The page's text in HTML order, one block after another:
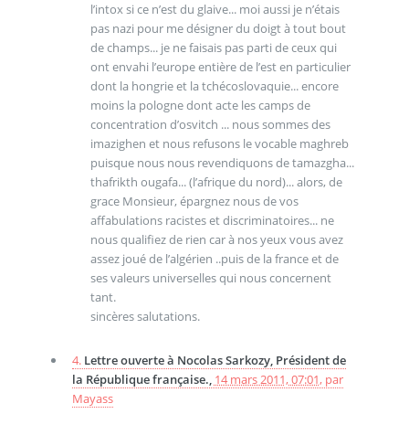
l’intox si ce n’est du glaive... moi aussi je n’étais
pas nazi pour me désigner du doigt à tout bout
de champs... je ne faisais pas parti de ceux qui
ont envahi l’europe entière de l’est en particulier
dont la hongrie et la tchécoslovaquie... encore
moins la pologne dont acte les camps de
concentration d’osvitch ... nous sommes des
imazighen et nous refusons le vocable maghreb
puisque nous nous revendiquons de tamazgha...
thafrikth ougafa... (l’afrique du nord)... alors, de
grace Monsieur, épargnez nous de vos
affabulations racistes et discriminatoires... ne
nous qualifiez de rien car à nos yeux vous avez
assez joué de l’algérien ..puis de la france et de
ses valeurs universelles qui nous concernent
tant.
sincères salutations.
4. Lettre ouverte à Nocolas Sarkozy, Président de
la République française., 14 mars 2011, 07:01, par
Mayass